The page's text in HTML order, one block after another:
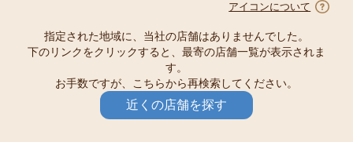
アイコンについて
指定された地域に、当社の店舗はありませんでした。
下のリンクをクリックすると、最寄の店舗一覧が表示されま
す。
お手数ですが、こちらから再検索してください。
近くの店舗を探す